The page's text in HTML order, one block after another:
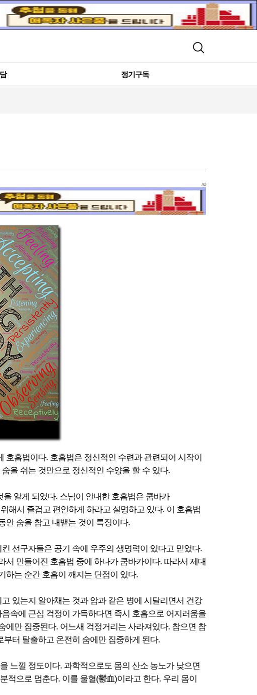
검색
정기구독
AD
흡법이다. 호흡법은 정신적인 수련과 관련되어 시작이
을 쉬는 것만으로 정신적인 수양을 할 수 있다.
알게 되었다. 스님이 안내한 호흡법은 쿰바카
해서 즐겁고 편안하게 하라고 설명하고 있다. 이 호흡법
안 숨을 참고 내뱉는 것이 특징이다.
선구자들은 공기 속에 우주의 생명력이 있다고 믿었다.
만들어진 호흡법 중에 하나가 쿰바카이다. 따라서 제대
하는 순간 호흡이 깨지는 단점이 있다.
있는지 알아채는 것과 암과 같은 병에 시달리면서 건강
속에 근심 걱정이 가득하다면 즉시 호흡으로 어지러움을
에만 집중된다. 어느새 걱정거리는 사라져있다. 참으면 참
터 탈출하고 온전히 숨에만 집중하게 된다.
느낄 정도이다. 과학적으로도 몸의 산소 농노가 낮으면
적으로 멈춘다. 이를 울혈(鬱血)이라고 한다. 우리 몸이